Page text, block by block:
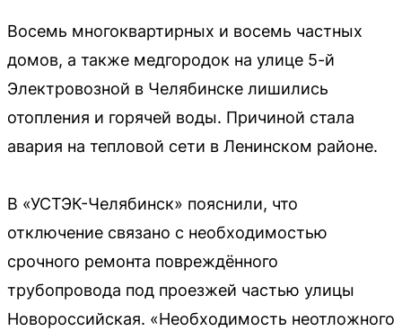
Восемь многоквартирных и восемь частных
домов, а также медгородок на улице 5-й
Электровозной в Челябинске лишились
отопления и горячей воды. Причиной стала
авария на тепловой сети в Ленинском районе.
В «УСТЭК-Челябинск» пояснили, что
отключение связано с необходимостью
срочного ремонта повреждённого
трубопровода под проезжей частью улицы
Новороссийская. «Необходимость неотложного